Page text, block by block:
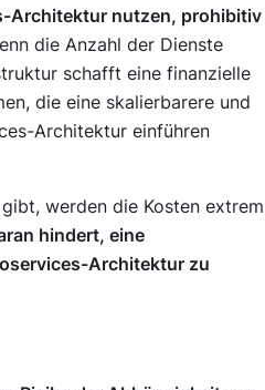
Architektur nutzen, prohibitiv
die Anzahl der Dienste
schafft eine finanzielle
die eine skalierbarere und
Architektur einführen
werden die Kosten extrem
hindert, eine
Architektur zu